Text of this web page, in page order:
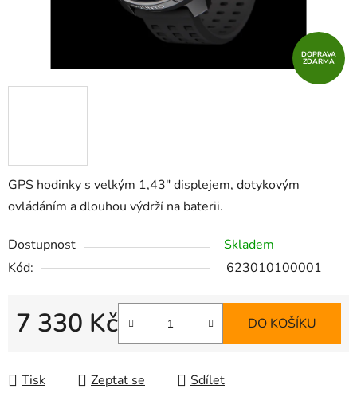
GPS hodinky s velkým 1,43" displejem, dotykovým
ovládáním a dlouhou výdrží na baterii.
Dostupnost
Skladem
Kód:
623010100001
7 330 Kč DO KOŠÍKU
Tisk Zeptat se Sdílet
DOPRAVA
ZDARMA